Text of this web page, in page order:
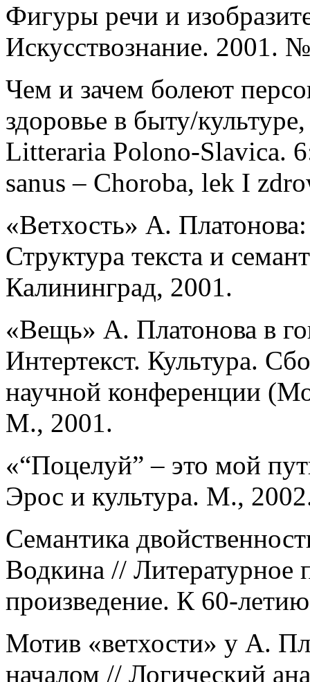
Фигуры речи и
Искусствознание. 2001.
Чем и зачем болеют
здоровье в быту/
Litteraria Polono-Slavica.
sanus – Choroba, lek I
«Ветхость» А.
Структура текста и
Калининград, 2001.
«Вещь» А. Платонова в
Интертекст. Культура.
научной конференции
М., 2001.
«“Поцелуй” – это мой
Эрос и культура. М.,
Семантика
Водкина // Литературное
произведение. К 60-
Мотив «ветхости» у А.
началом // Логический